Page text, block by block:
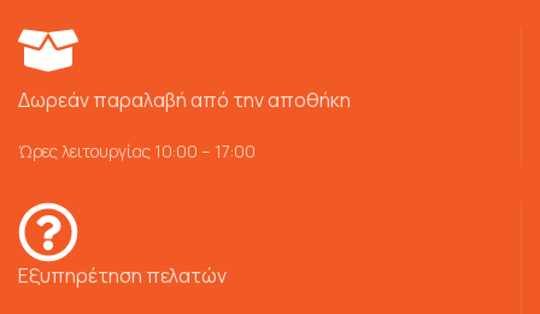
Δωρεάν παραλαβή από την αποθήκη
Ώρες λειτουργίας 10:00 – 17:00
Εξυπηρέτηση πελατών